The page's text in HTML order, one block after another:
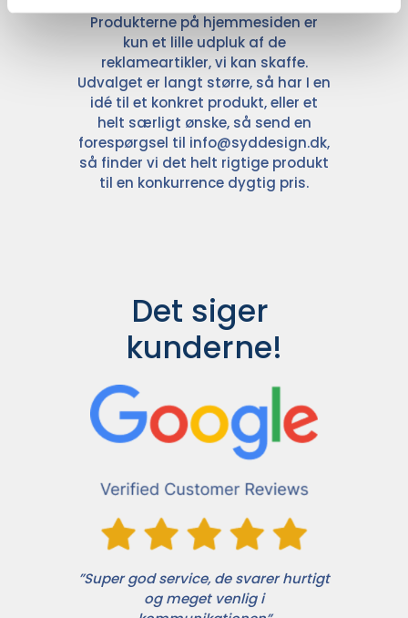
Produkterne på hjemmesiden er
kun et lille udpluk af de
reklameartikler, vi kan skaffe.
Udvalget er langt større, så har I en
idé til et konkret produkt, eller et
helt særligt ønske, så send en
forespørgsel til info@syddesign.dk,
så finder vi det helt rigtige produkt
til en konkurrence dygtig pris.
Det siger
kunderne!
”Super god service, de svarer hurtigt
og meget venlig i